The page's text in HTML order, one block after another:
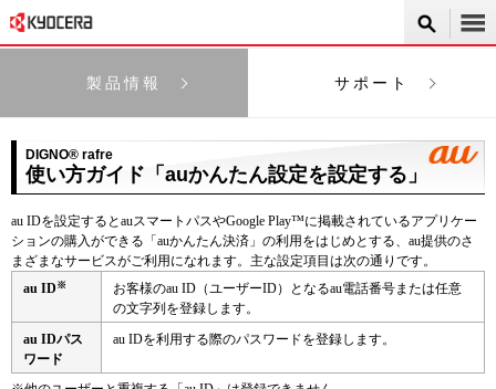
製品情報 サポート
DIGNO® rafre
使い方ガイド「auかんたん設定を設定する」
au IDを設定するとauスマートパスやGoogle Play™に掲載されているアプリケー
ションの購入ができる「auかんたん決済」の利用をはじめとする、au提供のさ
まざまなサービスがご利用になれます。主な設定項目は次の通りです。
au ID ※
お客様のau ID（ユーザーID）となるau電話番号または任意
の文字列を登録します。
au IDパス
ワード
au IDを利用する際のパスワードを登録します。